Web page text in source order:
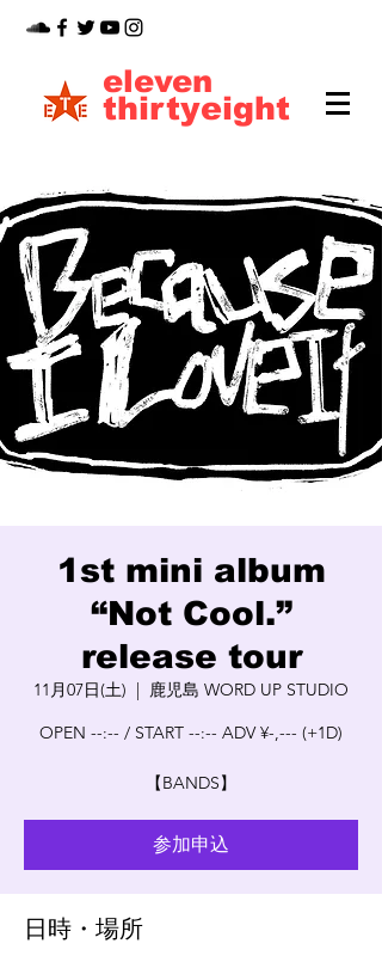
thirtyeight
eleven
1st mini album
“Not Cool.”
release tour
11月07日(土)
  |
鹿児島 WORD UP STUDIO
OPEN --:-- / START --:-- ADV ¥-,--- (+1D)
【BANDS】
参加申込
日時・場所